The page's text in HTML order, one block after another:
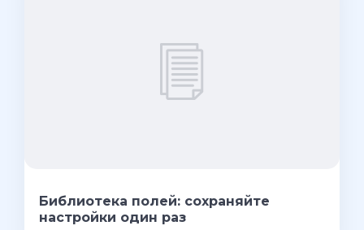
Библиотека полей: сохраняйте
настройки один раз